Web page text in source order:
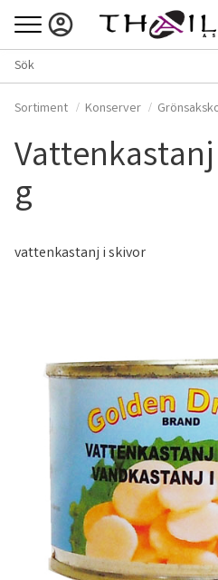
Sortiment Konserver
g
vattenkastanj i skivor